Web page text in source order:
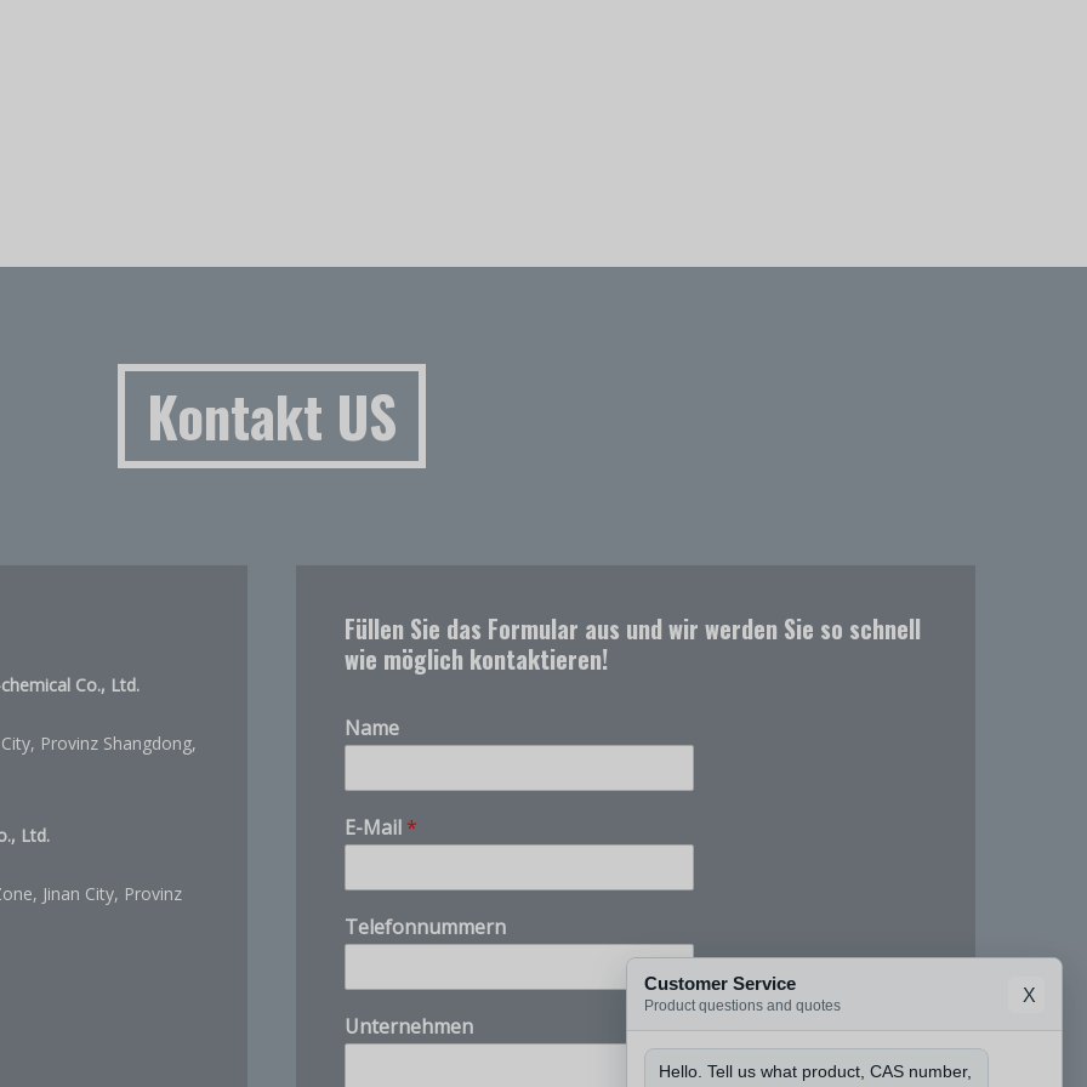
Kontakt US
Co., Ltd.
Provinz Shangdong,
Ltd.
Jinan City, Provinz
Füllen Sie das Formular aus und wir werden Sie so schnell
wie möglich kontaktieren!
Name
*
S
e
t
h
E-Mail *
Telefonnummern
Unternehmen
Customer Service
Product questions and quotes
X
Hello. Tell us what product, CAS number,